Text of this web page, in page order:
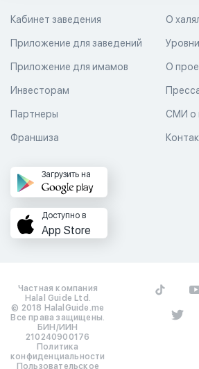
О
Кабинет заведения
Приложение для заведений
Приложение для имамов О
СМИ о
Инвесторам
Партнеры
Франшиза
Загрузить на
Доступно в
App Store
Частная компания
Halal Guide Ltd.
© 2018 HalalGuide.me
Все права защищены.
БИН/ИИН
210240900176
Политика
конфиденциальности
Пользовательское